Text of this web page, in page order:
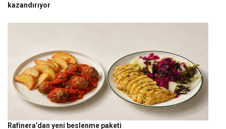
kazandırıyor
Rafinera’dan yeni beslenme paketi